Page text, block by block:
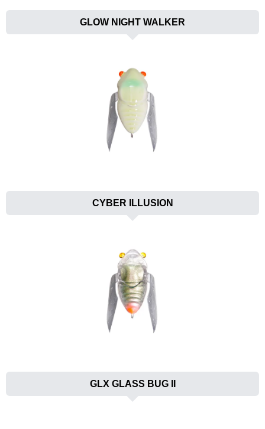
GLOW NIGHT WALKER
CYBER ILLUSION
GLX GLASS BUG II